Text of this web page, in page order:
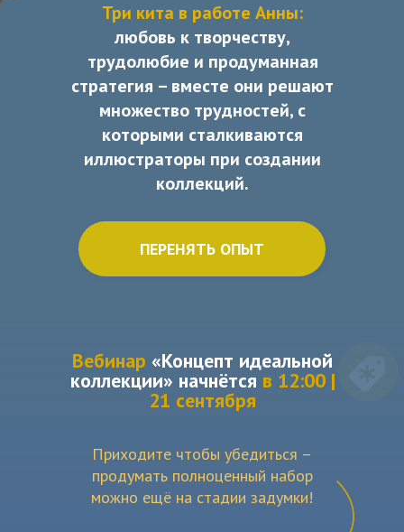
Три кита в работе Анны:
любовь к творчеству,
трудолюбие и продуманная
стратегия – вместе они решают
множество трудностей, с
которыми сталкиваются
иллюстраторы при создании
коллекций.
ПЕРЕНЯТЬ ОПЫТ
Вебинар «Концепт идеальной
коллекции» начнётся в 12:00 |
21 сентября
Приходите чтобы убедиться –
продумать полноценный набор
можно ещё на стадии задумки!